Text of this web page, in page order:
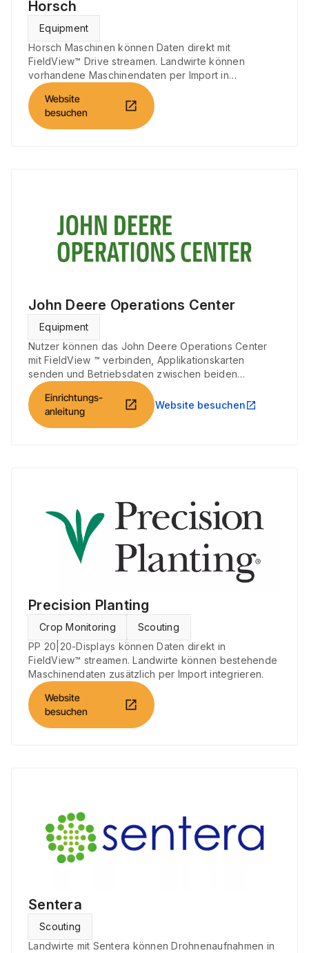
Horsch
Equipment
Horsch Maschinen können Daten direkt mit
FieldView™ Drive streamen. Landwirte können
vorhandene Maschinendaten per Import in
FieldView™ integrieren.
Website
besuchen
open_in_new
John Deere Operations Center
Equipment
Nutzer können das John Deere Operations Center
mit FieldView ™ verbinden, Applikationskarten
senden und Betriebsdaten zwischen beiden
Systemen austauschen.
Einrichtungs-
anleitung
open_in_new Website besuchen open_in_new
Precision Planting
Crop Monitoring
Scouting
PP 20|20-Displays können Daten direkt in
FieldView™ streamen. Landwirte können bestehende
Maschinendaten zusätzlich per Import integrieren.
Website
besuchen
open_in_new
Sentera
Scouting
Landwirte mit Sentera können Drohnenaufnahmen in